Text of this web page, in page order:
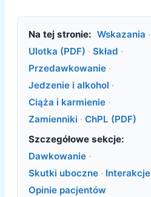
Na tej stronie: Wskazania ·
Ulotka (PDF) · Skład ·
Przedawkowanie ·
Jedzenie i alkohol ·
Ciąża i karmienie ·
Zamienniki · ChPL (PDF)
Szczegółowe sekcje:
Dawkowanie ·
Skutki uboczne · Interakcje
Opinie pacjentów